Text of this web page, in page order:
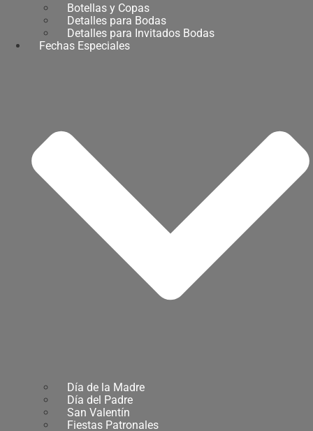
Botellas y Copas
Detalles para Bodas
Detalles para Invitados Bodas
Fechas Especiales
Día de la Madre
Día del Padre
San Valentín
Fiestas Patronales